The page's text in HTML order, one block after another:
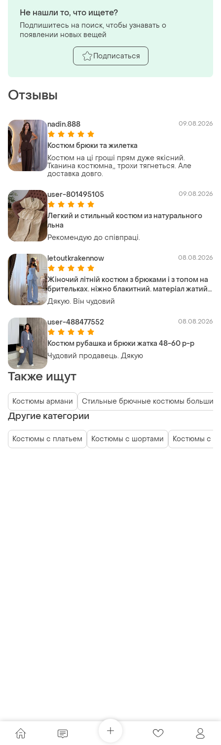
Отзывы
nadin.888 09.08.2026
Костюм брюки та жилетка
Костюм на ці гроші прям дуже якісний.
Тканина костюмна,, трохи тягнеться. Але
доставка довго.
user-801495105 09.08.2026
Легкий и стильный костюм из натурального
льна
Рекомендую до співпраці.
letoutkrakennow 08.08.2026
Жіночий літній костюм з брюками і з топом на
брительках. ніжно блакитний. матеріал жатий
льон.
Дякую. Він чудовий
user-488477552 08.08.2026
Костюм рубашка и брюки жатка 48-60 р-р
Чудовий продавець. Дякую
Также ищут
Костюмы армани Стильные брючные костюмы больших
Другие категории
Костюмы с платьем Костюмы с шортами Костюмы с
Не нашли то, что ищете?
Подпишитесь на поиск, чтобы узнавать о
появлении новых вещей
Подписаться